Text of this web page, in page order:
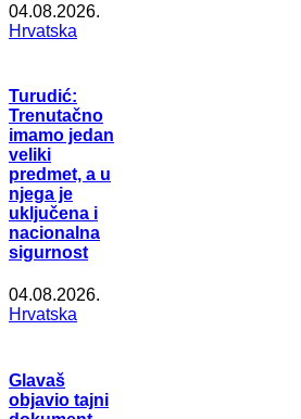
04.08.2026.
Hrvatska
Turudić:
Trenutačno
imamo jedan
veliki
predmet, a u
njega je
uključena i
nacionalna
sigurnost
04.08.2026.
Hrvatska
Glavaš
objavio tajni